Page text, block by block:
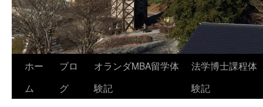
ホー
ム
ブロ
グ
オランダMBA留学体
験記
法学博士課程体
験記